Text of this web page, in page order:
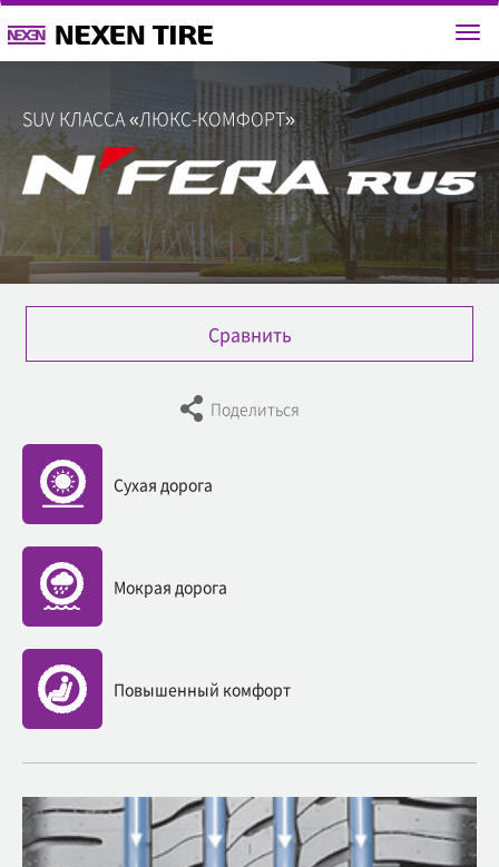
SUV КЛАССА «ЛЮКС-КОМФОРТ»
Cравнить
Поделиться
Сухая дорога
Мокрая дорога
Повышенный комфорт